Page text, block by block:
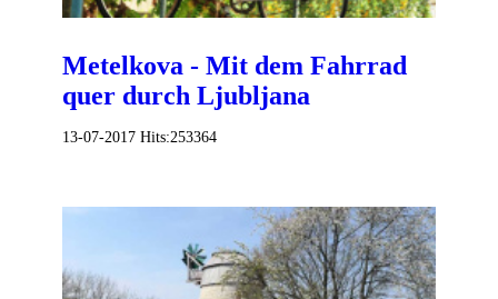
Metelkova - Mit dem Fahrrad
quer durch Ljubljana
13-07-2017 Hits:253364